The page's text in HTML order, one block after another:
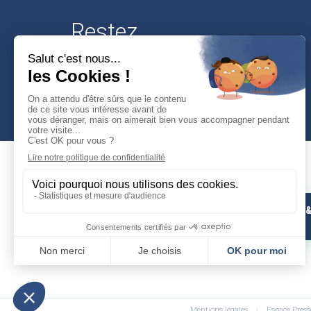
Restez
connectés
Mairie de Cusset
03300 Cusset
04 70 30 95 00
PHOTOS